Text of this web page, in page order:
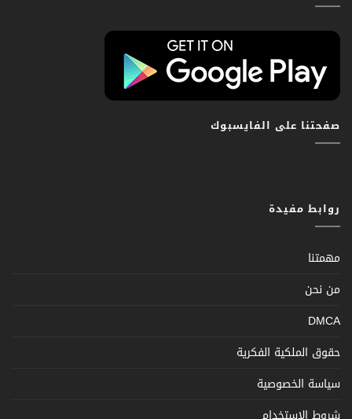
صفحتنا على الفايسبوك
روابط مفيدة
مهمتنا
من نحن
DMCA
حقوق الملكية الفكرية
سياسة الخصوصية